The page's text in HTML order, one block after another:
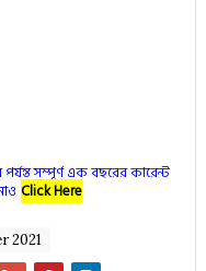
সম্পূর্ণ এক বছরের কারেন্ট
Click Here
2021